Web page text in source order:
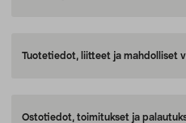
Tuotetiedot, liitteet ja mahdolliset
Ostotiedot, toimitukset ja